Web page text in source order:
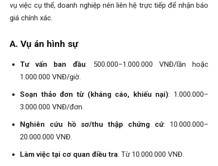
vụ việc cụ thể, doanh nghiệp nên liên hệ trực tiếp để nhận báo
giá chính xác.
A. Vụ án hình sự
Tư vấn ban đầu: 500.000–1.000.000 VNĐ/lần hoặc
1.000.000 VNĐ/giờ.
Soạn thảo đơn từ (kháng cáo, khiếu nại): 1.000.000–
3.000.000 VNĐ/đơn.
Nghiên cứu hồ sơ/thu thập chứng cứ: 10.000.000–
20.000.000 VNĐ.
Làm việc tại cơ quan điều tra: Từ 10.000.000 VNĐ.